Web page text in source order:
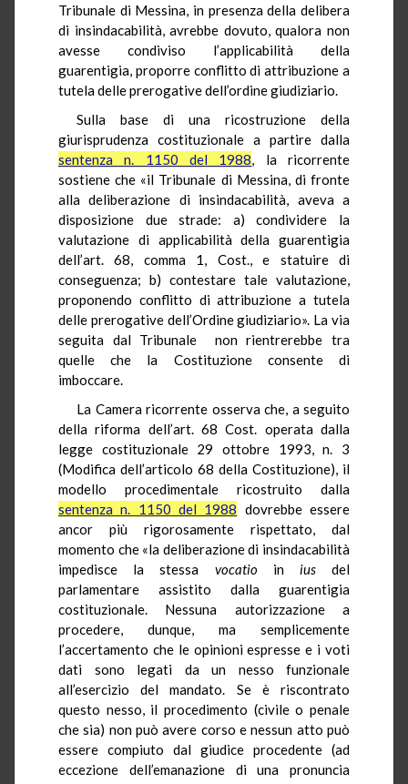
Tribunale di Messina, in presenza della delibera
di insindacabilità, avrebbe dovuto, qualora non
avesse condiviso l’applicabilità della
guarentigia, proporre conflitto di attribuzione a
tutela delle prerogative dell’ordine giudiziario.
Sulla base di una ricostruzione della
giurisprudenza costituzionale a partire dalla
sentenza n. 1150 del 1988, la ricorrente
sostiene che «il Tribunale di Messina, di fronte
alla deliberazione di insindacabilità, aveva a
disposizione due strade: a) condividere la
valutazione di applicabilità della guarentigia
dell’art. 68, comma 1, Cost., e statuire di
conseguenza; b) contestare tale valutazione,
proponendo conflitto di attribuzione a tutela
delle prerogative dell’Ordine giudiziario». La via
seguita dal Tribunale non rientrerebbe tra
quelle che la Costituzione consente di
imboccare.
La Camera ricorrente osserva che, a seguito
della riforma dell’art. 68 Cost. operata dalla
legge costituzionale 29 ottobre 1993, n. 3
(Modifica dell’articolo 68 della Costituzione), il
modello procedimentale ricostruito dalla
sentenza n. 1150 del 1988 dovrebbe essere
ancor più rigorosamente rispettato, dal
momento che «la deliberazione di insindacabilità
impedisce la stessa vocatioin ius
del
parlamentare assistito dalla guarentigia
costituzionale. Nessuna autorizzazione a
procedere, dunque, ma semplicemente
l’accertamento che le opinioni espresse e i voti
dati sono legati da un nesso funzionale
all’esercizio del mandato. Se è riscontrato
questo nesso, il procedimento (civile o penale
che sia) non può avere corso e nessun atto può
essere compiuto dal giudice procedente (ad
eccezione dell’emanazione di una pronuncia